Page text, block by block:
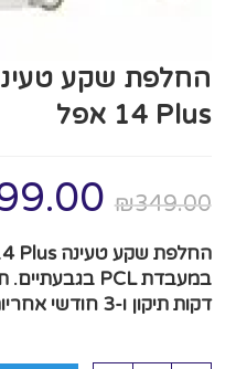
14 Plus אפל
₪349.00
דקות תיקון ו‑3 חודשי אחריות על התיקון.